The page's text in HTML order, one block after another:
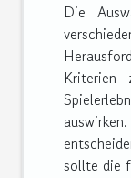
Die
sollte die